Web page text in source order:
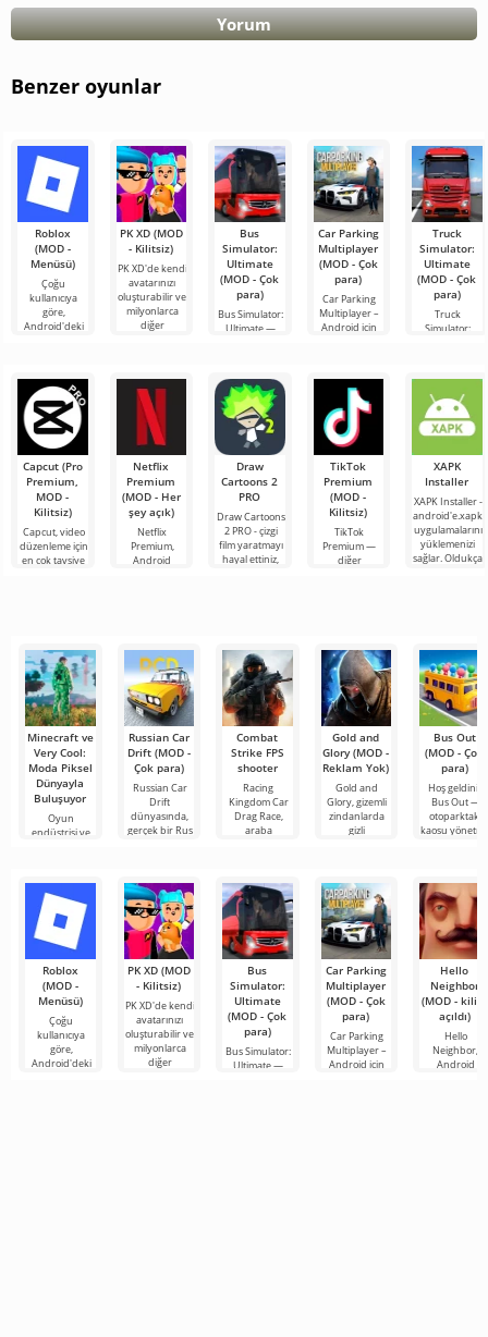
Yorum
Benzer oyunlar
Roblox
(MOD -
Menüsü)
Çoğu
kullanıcıya
göre,
Android'deki
proje, sınırsız
olanaklarıyla
PK XD (MOD
- Kilitsiz)
PK XD'de kendi
avatarınızı
oluşturabilir ve
milyonlarca
diğer
Bus
Simulator:
Ultimate
(MOD - Çok
para)
Bus Simulator:
Ultimate —
oyunu,
oyunculara
dünyanın dört
bir
Car Parking
Multiplayer
(MOD - Çok
para)
Car Parking
Multiplayer –
Android için
unsurlarını
kullanarak
Truck
Simulator:
Ultimate
(MOD - Çok
para)
Truck
Simulator:
bir iş
bileşeninin
Capcut (Pro
Premium,
MOD -
Kilitsiz)
Capcut, video
düzenleme için
en çok tavsiye
Netflix
Premium
(MOD - Her
şey açık)
Netflix
Premium,
Android
Draw
Cartoons 2
PRO
Draw Cartoons
2 PRO - çizgi
film yaratmayı
hayal ettiniz,
TikTok
Premium
(MOD -
Kilitsiz)
TikTok
Premium —
diğer
sağlayan
XAPK
Installer
XAPK Installer -
android'e.xapk
uygulamalarını
yüklemenizi
sağlar. Oldukça
Minecraft ve
Very Cool:
Moda Piksel
Dünyayla
Buluşuyor
Oyun
endüstrisi ve
Russian Car
Drift (MOD -
Çok para)
Russian Car
Drift
dünyasında,
gerçek bir Rus
Combat
Strike FPS
shooter
Racing
Kingdom Car
Drag Race,
araba
Gold and
Glory (MOD -
Reklam Yok)
Gold and
Glory, gizemli
zindanlarda
gizli
Bus Out
(MOD - Çok
para)
Hoş geldiniz
Bus Out —
otoparktaki
kaosu
Roblox
(MOD -
Menüsü)
Çoğu
kullanıcıya
göre,
Android'deki
PK XD (MOD
- Kilitsiz)
PK XD'de kendi
avatarınızı
oluşturabilir ve
milyonlarca
diğer
Bus
Simulator:
Ultimate
(MOD - Çok
para)
Bus Simulator:
Ultimate —
Car Parking
Multiplayer
(MOD - Çok
para)
Car Parking
Multiplayer –
Android için
Hello
Neighbor
(MOD - kilidi
açıldı)
Hello
Neighbor,
Android